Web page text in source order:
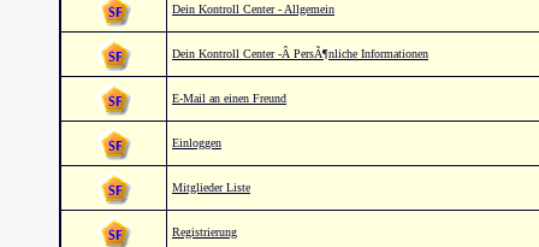
Dein Kontroll Center - Allgemein
Dein Kontroll Center -Â PersÃ¶nliche Informationen
E-Mail an einen Freund
Einloggen
Mitglieder Liste
Registrierung